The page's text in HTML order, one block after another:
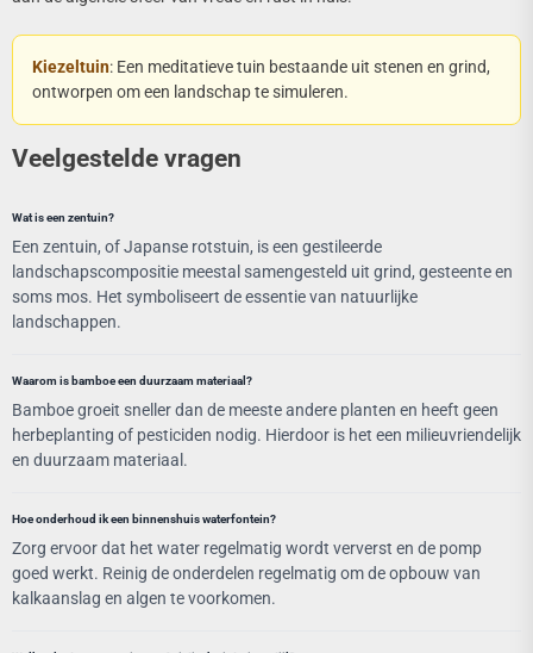
Kiezeltuin: Een meditatieve tuin bestaande uit stenen en grind,
ontworpen om een landschap te simuleren.
Veelgestelde vragen
Wat is een zentuin?
Een zentuin, of Japanse rotstuin, is een gestileerde
landschapscompositie meestal samengesteld uit grind, gesteente en
soms mos. Het symboliseert de essentie van natuurlijke
landschappen.
Waarom is bamboe een duurzaam materiaal?
Bamboe groeit sneller dan de meeste andere planten en heeft geen
herbeplanting of pesticiden nodig. Hierdoor is het een milieuvriendelijk
en duurzaam materiaal.
Hoe onderhoud ik een binnenshuis waterfontein?
Zorg ervoor dat het water regelmatig wordt ververst en de pomp
goed werkt. Reinig de onderdelen regelmatig om de opbouw van
kalkaanslag en algen te voorkomen.